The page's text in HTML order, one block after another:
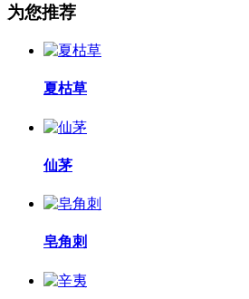
为您推荐
夏枯草
仙茅
皂角刺